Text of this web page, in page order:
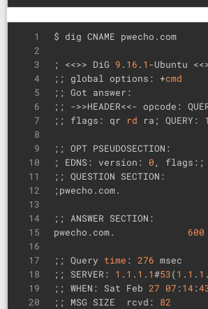
1
2
3
4
5
6
7
8
9
10
11
12
13
14
15
16
17
18
19
20
$ dig CNAME pwecho.com
; <<>> DiG 9 . 16 . 1 -Ubuntu
;; global options: +cmd
;; Got answer:
;; ->>HEADER<<- opcode:
;; flags: qr
rd ra; QUERY: 1
;; OPT PSEUDOSECTION:
; EDNS: version: 0 , flags:;
;; QUESTION SECTION:
;; ANSWER SECTION:
pwecho.com. 600
;; Query time : 276 msec
;; SERVER: 1 . 1 . 1 . 1#53(1 . 1 . 1 .
;; WHEN: Sat Feb 27 07 :14:
;; MSG SIZE  rcvd: 82